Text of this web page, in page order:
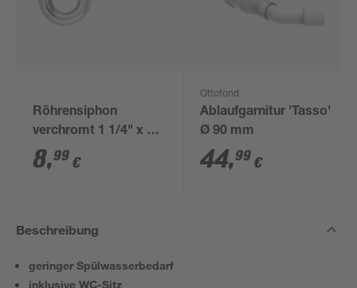
Röhrensiphon
verchromt 1 1/4" x 32
mm
8,99 €
Ottofond
Ablaufgarnitur 'Tasso'
Ø 90 mm
44,99 €
Beschreibung
geringer Spülwasserbedarf
inklusive WC-Sitz